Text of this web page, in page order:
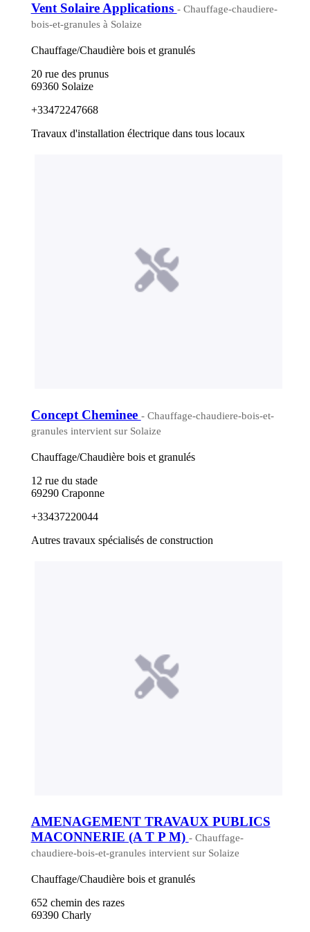
Vent Solaire Applications - Chauffage-chaudiere-
bois-et-granules à Solaize
Chauffage/Chaudière bois et granulés
20 rue des prunus
69360 Solaize
+33472247668
Travaux d'installation électrique dans tous locaux
Concept Cheminee - Chauffage-chaudiere-bois-et-
granules intervient sur Solaize
Chauffage/Chaudière bois et granulés
12 rue du stade
69290 Craponne
+33437220044
Autres travaux spécialisés de construction
AMENAGEMENT TRAVAUX PUBLICS
MACONNERIE (A T P M) - Chauffage-
chaudiere-bois-et-granules intervient sur Solaize
Chauffage/Chaudière bois et granulés
652 chemin des razes
69390 Charly